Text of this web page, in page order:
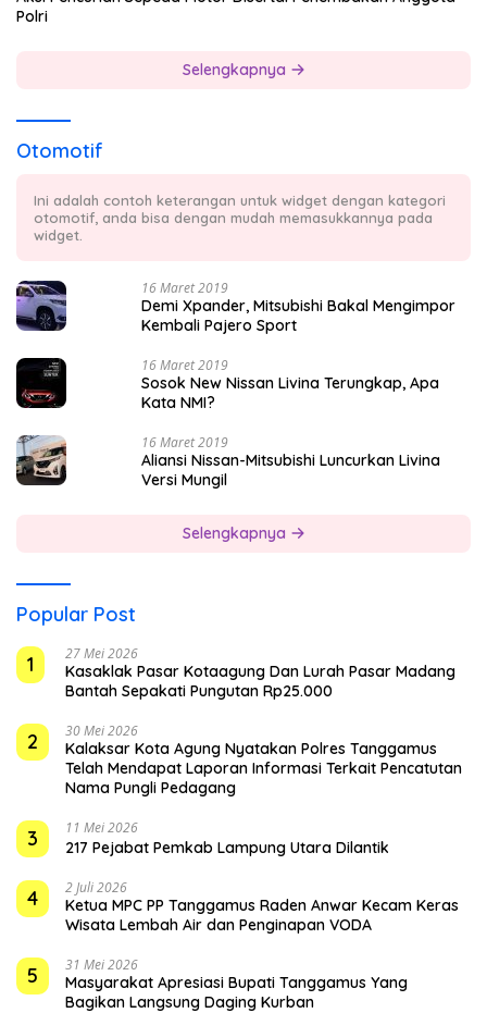
Polri
Selengkapnya
Otomotif
Ini adalah contoh keterangan untuk widget dengan kategori
otomotif, anda bisa dengan mudah memasukkannya pada
widget.
16 Maret 2019
Demi Xpander, Mitsubishi Bakal Mengimpor
Kembali Pajero Sport
16 Maret 2019
Sosok New Nissan Livina Terungkap, Apa
Kata NMI?
16 Maret 2019
Aliansi Nissan-Mitsubishi Luncurkan Livina
Versi Mungil
Selengkapnya
Popular Post
1
27 Mei 2026
Kasaklak Pasar Kotaagung Dan Lurah Pasar Madang
Bantah Sepakati Pungutan Rp25.000
2 30 Mei 2026
Kalaksar Kota Agung Nyatakan Polres Tanggamus
Telah Mendapat Laporan Informasi Terkait Pencatutan
Nama Pungli Pedagang
3 11 Mei 2026
217 Pejabat Pemkab Lampung Utara Dilantik
4 2 Juli 2026
Ketua MPC PP Tanggamus Raden Anwar Kecam Keras
Wisata Lembah Air dan Penginapan VODA
5 31 Mei 2026
Masyarakat Apresiasi Bupati Tanggamus Yang
Bagikan Langsung Daging Kurban